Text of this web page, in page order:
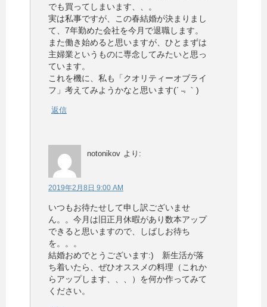
でも買ってしまいます、、。
実は私事ですが、この春結婚が決まりまし
て、7年勤めた会社を今月で退職します。
また働き始めると思いますが、ひとまずは
主婦業というものに専念してみたいと思っ
ています。
これを機に、私も「クオリティーオブライ
フ」考えてみようかなと思います(´﹃｀)
返信
notonikov より:
2019年2月8日 9:00 AM
いつもお待たせして申し訳ございませ
ん。。今月は旧正月休暇があり数本アップ
できると思いますので、しばしお待ち
を。。。
結婚おめでとうございます:) 新生活が落
ち着いたら、ぜひオススメの料理（これか
らアップします、、、）を何か作ってみて
ください。